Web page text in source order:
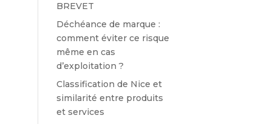
BREVET
Déchéance de marque :
comment éviter ce risque
même en cas
d’exploitation ?
Classification de Nice et
similarité entre produits
et services